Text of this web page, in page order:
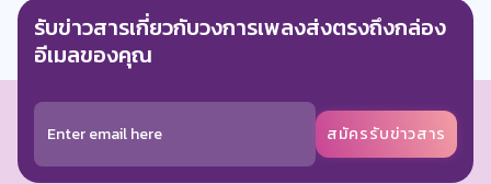
รับข่าวสารเกี่ยวกับวงการเพลงส่งตรงถึงกล่อง
อีเมลของคุณ
สมัครรับข่าวสาร